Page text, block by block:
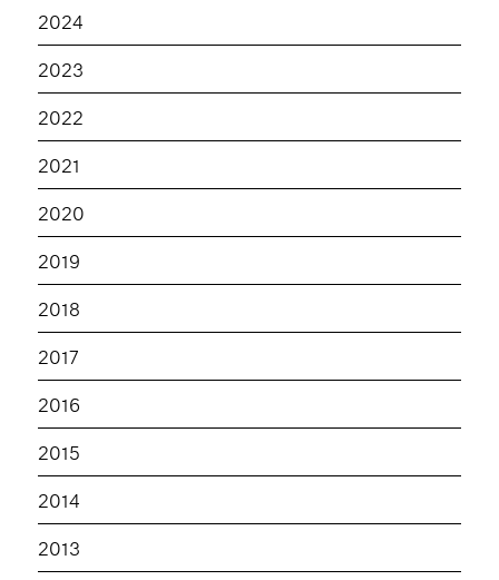
2024
2023
2022
2021
2020
2019
2018
2017
2016
2015
2014
2013